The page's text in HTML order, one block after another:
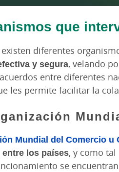
que
diferentes
y segura, velando
entre diferentes
les permite facilitar la
Mundial del Comercio u
los países, y como
se